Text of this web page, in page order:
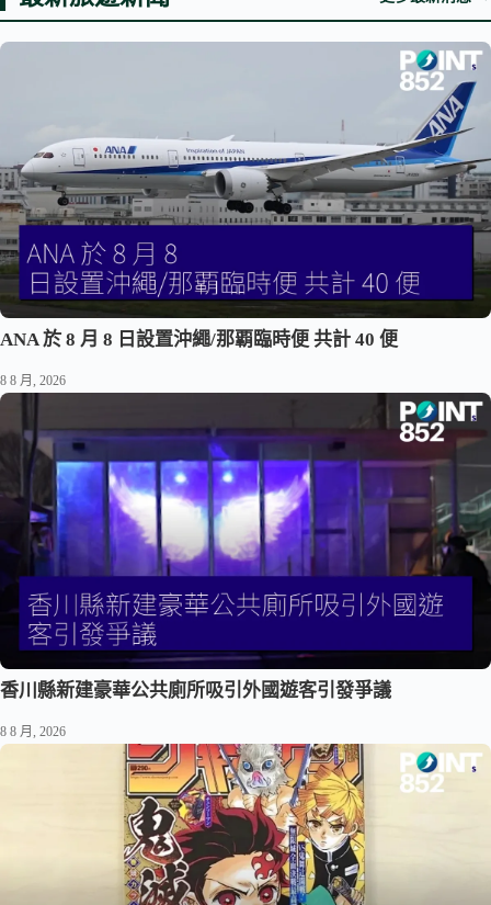
ANA 於 8 月 8 日設置沖繩/那覇臨時便 共計 40 便
8 8 月, 2026
香川縣新建豪華公共廁所吸引外國遊客引發爭議
8 8 月, 2026